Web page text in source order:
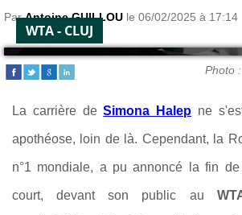
ParAntoine GUILLOU le 06/02/2025 à 17:14
WTA - CLUJ
Photo
La carrière deSimona Halep ne
apothéose, loin de là. Cependant, la
n°1 mondiale, a pu annoncé la fin
court, devant son public au